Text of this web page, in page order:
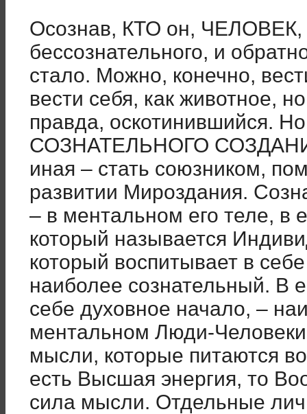
Осознав, КТО он, ЧЕЛОВЕК,
бессознательного, и
стало. Можно, конечно,
вести себя, как животное,
правда, оскотинившийся.
СОЗНАТЕЛЬНОГО
иная – стать союзником,
развитии Мироздания.
– в ментальном его теле, в
который называется
который воспитывает в
наиболее сознательный. В
себе духовное начало, –
ментальном Люди-
мысли, которые питаются
есть Высшая энергия, то
сила мысли. Отдельные